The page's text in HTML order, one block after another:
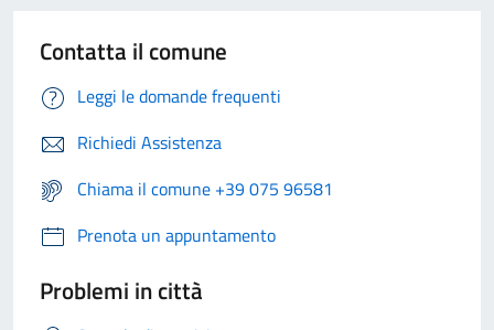
Contatta il comune
Leggi le domande frequenti
Richiedi Assistenza
Chiama il comune +39 075 96581
Prenota un appuntamento
Problemi in città